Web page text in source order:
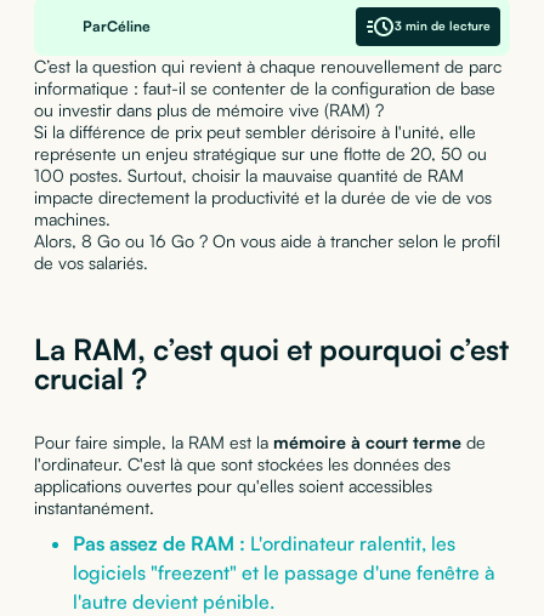
ParCéline 3 min de lecture
C’est la question qui revient à chaque renouvellement de parc
informatique : faut-il se contenter de la configuration de base
ou investir dans plus de mémoire vive (RAM) ?
Si la différence de prix peut sembler dérisoire à l'unité, elle
représente un enjeu stratégique sur une flotte de 20, 50 ou
100 postes. Surtout, choisir la mauvaise quantité de RAM
impacte directement la productivité et la durée de vie de vos
machines.
Alors, 8 Go ou 16 Go ? On vous aide à trancher selon le profil
de vos salariés.
La RAM, c’est quoi et pourquoi c’est
crucial ?
Pour faire simple, la RAM est la mémoire à court termede
l'ordinateur. C'est là que sont stockées les données des
applications ouvertes pour qu'elles soient accessibles
instantanément.
Pas assez de RAM : L'ordinateur ralentit, les
logiciels "freezent" et le passage d'une fenêtre à
l'autre devient pénible.